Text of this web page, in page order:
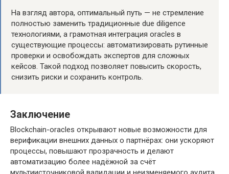
На взгляд автора, оптимальный путь — не стремление
полностью заменить традиционные due diligence
технологиями, а грамотная интеграция oracles в
существующие процессы: автоматизировать рутинные
проверки и освобождать экспертов для сложных
кейсов. Такой подход позволяет повысить скорость,
снизить риски и сохранить контроль.
Заключение
Blockchain-oracles открывают новые возможности для
верификации внешних данных о партнёрах: они ускоряют
процессы, повышают прозрачность и делают
автоматизацию более надёжной за счёт